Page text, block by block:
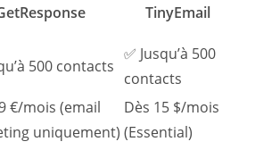
TinyEmail
500 contacts
✅ Jusqu’à 500
contacts
€/mois (email
uniquement)
Dès 15 $/mois
(Essential)